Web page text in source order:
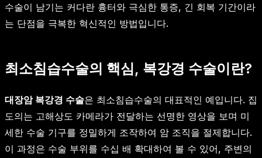
수술이 남기는 커다란 흉터와 극심한 통증, 긴 회복 기간이라
는 단점을 극복한 혁신적인 방법입니다.
최소침습수술의 핵심, 복강경 수술이란?
대장암 복강경 수술은 최소침습수술의 대표적인 예입니다. 집
도의는 고해상도 카메라가 전달하는 선명한 영상을 보며 미
세한 수술 기구를 정밀하게 조작하여 암 조직을 절제합니다.
이 과정은 수술 부위를 수십 배 확대하여 볼 수 있어, 주변의